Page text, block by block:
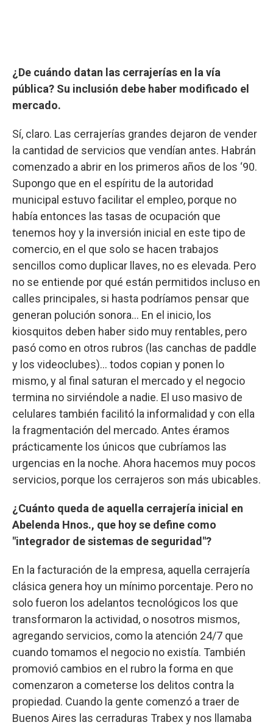
¿De cuándo datan las cerrajerías en la vía
pública? Su inclusión debe haber modificado el
mercado.
Sí, claro. Las cerrajerías grandes dejaron de vender
la cantidad de servicios que vendían antes. Habrán
comenzado a abrir en los primeros años de los ‘90.
Supongo que en el espíritu de la autoridad
municipal estuvo facilitar el empleo, porque no
había entonces las tasas de ocupación que
tenemos hoy y la inversión inicial en este tipo de
comercio, en el que solo se hacen trabajos
sencillos como duplicar llaves, no es elevada. Pero
no se entiende por qué están permitidos incluso en
calles principales, si hasta podríamos pensar que
generan polución sonora... En el inicio, los
kiosquitos deben haber sido muy rentables, pero
pasó como en otros rubros (las canchas de paddle
y los videoclubes)... todos copian y ponen lo
mismo, y al final saturan el mercado y el negocio
termina no sirviéndole a nadie. El uso masivo de
celulares también facilitó la informalidad y con ella
la fragmentación del mercado. Antes éramos
prácticamente los únicos que cubríamos las
urgencias en la noche. Ahora hacemos muy pocos
servicios, porque los cerrajeros son más ubicables.
¿Cuánto queda de aquella cerrajería inicial en
Abelenda Hnos., que hoy se define como
"integrador de sistemas de seguridad"?
En la facturación de la empresa, aquella cerrajería
clásica genera hoy un mínimo porcentaje. Pero no
solo fueron los adelantos tecnológicos los que
transformaron la actividad, o nosotros mismos,
agregando servicios, como la atención 24/7 que
cuando tomamos el negocio no existía. También
promovió cambios en el rubro la forma en que
comenzaron a cometerse los delitos contra la
propiedad. Cuando la gente comenzó a traer de
Buenos Aires las cerraduras Trabex y nos llamaba